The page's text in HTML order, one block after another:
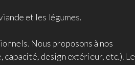
et les légumes.
Nous proposons à nos
capacité, design extérieur, etc.). Le